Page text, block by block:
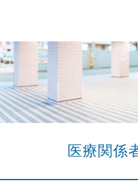
医療関係